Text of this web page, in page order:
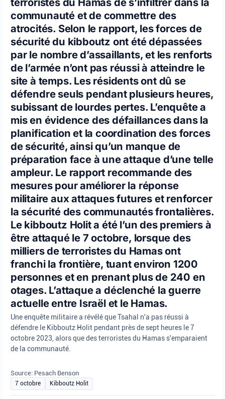
communauté et de commettre des
atrocités. Selon le rapport, les forces de
sécurité du kibboutz ont été dépassées
par le nombre d’assaillants, et les renforts
de l’armée n’ont pas réussi à atteindre le
site à temps. Les résidents ont dû se
défendre seuls pendant plusieurs heures,
subissant de lourdes pertes. L’enquête a
mis en évidence des défaillances dans la
planification et la coordination des forces
de sécurité, ainsi qu’un manque de
préparation face à une attaque d’une telle
ampleur. Le rapport recommande des
mesures pour améliorer la réponse
militaire aux attaques futures et renforcer
la sécurité des communautés frontalières.
Le kibboutz Holit a été l’un des premiers à
être attaqué le 7 octobre, lorsque des
milliers de terroristes du Hamas ont
franchi la frontière, tuant environ 1200
personnes et en prenant plus de 240 en
otages. L’attaque a déclenché la guerre
actuelle entre Israël et le Hamas.
Une enquête militaire a révélé que Tsahal n'a pas réussi à
défendre le Kibboutz Holit pendant près de sept heures le 7
octobre 2023, alors que des terroristes du Hamas s'emparaient
de la communauté.
Source: Pesach Benson
7 octobre Kibboutz Holit